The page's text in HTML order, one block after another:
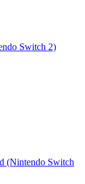
Switch 2)
(Nintendo Switch